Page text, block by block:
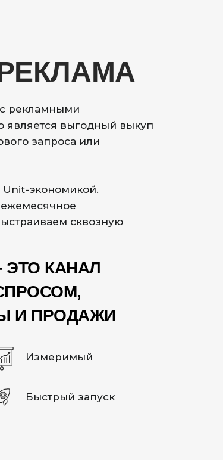
КАНАЛ
И ПРОДАЖИ
Измеримый
Быстрый запуск
с рекламными
является выгодный выкуп
запроса или
Unit-экономикой.
сквозную